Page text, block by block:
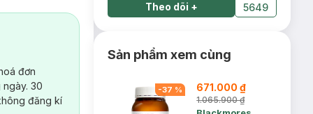
đơn
30
đăng kí
Theo dõi + 5649
Sản phẩm xem cùng
-37 % 671.000 ₫
1.065.900 ₫